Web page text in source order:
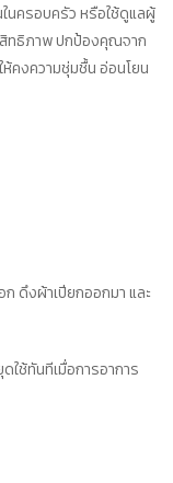
นครอบครัว หรือใช้ดูแลผู้
สิทธิภาพ ปกป้องคุณจาก
คงความชุ่มชื้น อ่อนโยน
ดึงผ้าเปียกออกมา และ
ใช้ทันทีเมื่อการอาการ